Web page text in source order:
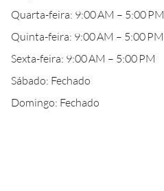
Quarta-feira: 9:00 AM – 5:00 PM
Quinta-feira: 9:00 AM – 5:00 PM
Sexta-feira: 9:00 AM – 5:00 PM
Sábado: Fechado
Domingo: Fechado